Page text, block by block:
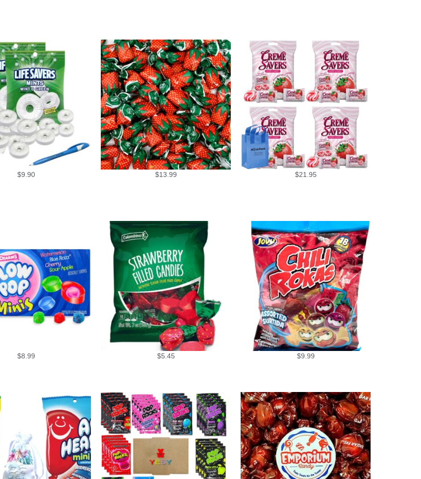
$9.90 $13.99 $21.95
$8.99 $5.45 $9.99